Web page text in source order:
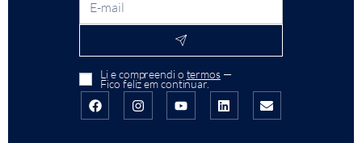
Li e compreendi o termos—
Fico feliz em continuar.